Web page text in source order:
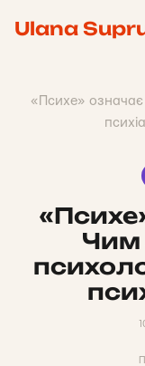
Ulana
«Психе»
Чим